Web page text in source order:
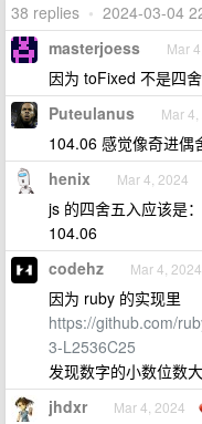
38 replies • 2024-03-04
masterjoess Mar
因为 toFixed 不是四
Puteulanus Mar
104.06 感觉像奇进偶
henix Mar 4, 2024
js 的四舍五入应该是
104.06
codehz Mar 4, 2024
因为 ruby 的实现里
https://github.com/
3-L2536C25
发现数字的小数位数
jhdxr Mar 4, 2024